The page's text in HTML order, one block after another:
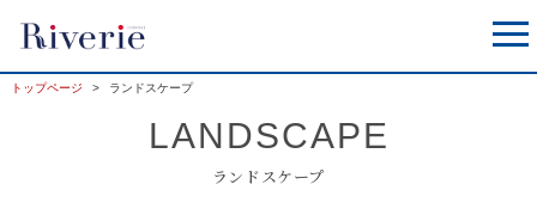
トップページ ランドスケープ
LANDSCAPE
ランドスケープ